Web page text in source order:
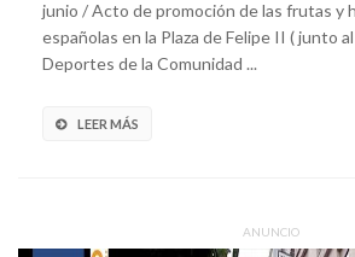
junio / Acto de promoción de las frutas y
españolas en la Plaza de Felipe II ( junto
Deportes de la Comunidad ...
LEER MÁS
ANUNCIO